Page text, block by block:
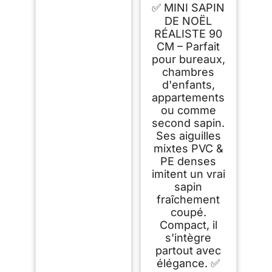
Test - Réalisme
Exceptionnel,
Branches épaisses,
livré avec Support
en Bois et Sac de
Rangement – Pure
Living
✅ MINI SAPIN
DE NOËL
RÉALISTE 90
CM – Parfait
pour bureaux,
chambres
d'enfants,
appartements
ou comme
second sapin.
Ses aiguilles
mixtes PVC &
PE denses
imitent un vrai
sapin
fraîchement
coupé.
Compact, il
s'intègre
partout avec
élégance. ✅